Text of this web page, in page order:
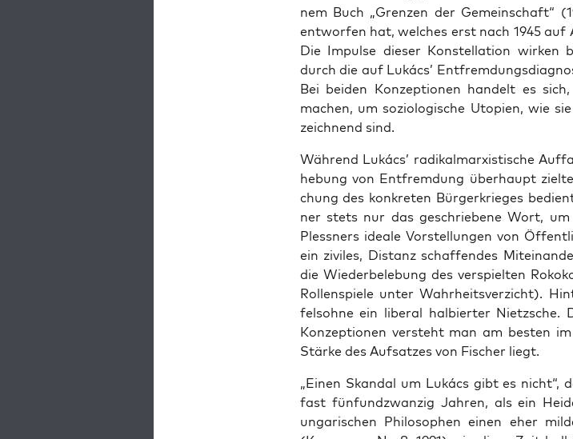
nem Buch „Gren­zen der Gemein­schaft“
ent­wor­fen hat, wel­ches erst nach 1945 auf
Die Impul­se die­ser Kon­stel­la­ti­on wir­ken
durch die auf Lukács’
Bei bei­den Kon­zep­tio­nen han­delt es
machen, um sozio­lo­gi­sche Uto­pien, wie
zeich­nend sind.
Wäh­rend Lukács’ radi­kal­mar­xis­ti­sche
he­bung von Ent­frem­dung über­haupt
chung des kon­kre­ten Bür­ger­krie­ges
ner stets nur das geschrie­be­ne Wort,
Pless­ners idea­le Vor­stel­lun­gen von
ein zivi­les, Distanz schaf­fen­des
die Wie­der­be­le­bung des ver­spiel­ten
Rol­len­spie­le unter Wahr­heits­ver­zicht).
fels­oh­ne ein libe­ral hal­bier­ter Nietz­sche.
Kon­zep­tio­nen ver­steht man am bes­ten
Stär­ke des Auf­sat­zes von Fischer liegt.
„Einen Skan­dal um Lukács gibt es nicht“,
fast fünf­und­zwan­zig Jah­ren, als ein
unga­ri­schen Phi­lo­so­phen einen eher